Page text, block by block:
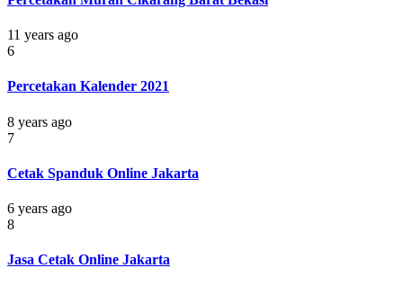
11 years ago
6
Percetakan Kalender 2021
8 years ago
7
Cetak Spanduk Online Jakarta
6 years ago
8
Jasa Cetak Online Jakarta